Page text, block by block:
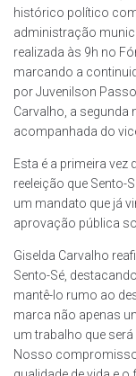
histórico político
administração
realizada às 9h no
marcando a
por Juvenilson
Carvalho, a segunda
acompanhada do
Esta é a primeira vez
reeleição que Sento-
um mandato que já
aprovação pública
Giselda Carvalho
Sento-Sé,
mantê-lo rumo ao
marca não apenas
um trabalho que
Nosso